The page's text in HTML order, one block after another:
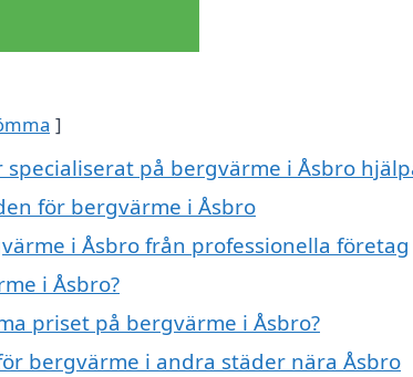
på bergvärme i Åsbro
för bergvärme i Åsbro
i Åsbro från professionella företag
i Åsbro?
priset på bergvärme i Åsbro?
bergvärme i andra städer nära Åsbro